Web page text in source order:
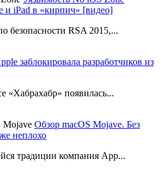
и iPad в «кирпич» [видео]
безопасности RSA 2015,...
заблокировала разработчиков из
«Хабрахабр» появилась...
Обзор macOS Mojave. Без
неплохо
традиции компания App...